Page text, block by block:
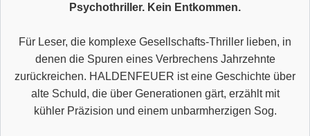
Psychothriller. Kein Entkommen.
Für Leser, die komplexe Gesellschafts-Thriller lieben, in
denen die Spuren eines Verbrechens Jahrzehnte
zurückreichen. HALDENFEUER ist eine Geschichte über
alte Schuld, die über Generationen gärt, erzählt mit
kühler Präzision und einem unbarmherzigen Sog.